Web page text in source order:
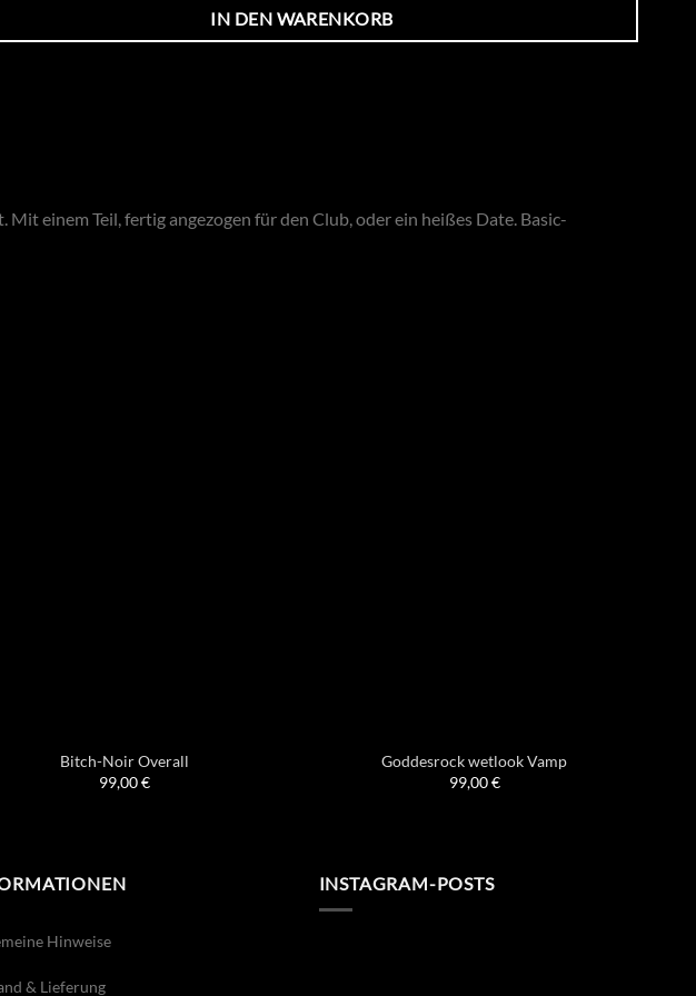
IN DEN WARENKORB
einem Teil, fertig angezogen für den Club, oder ein heißes Date. Basic-
Bitch-Noir Overall
99,00€
Goddesrock wetlook Vamp
99,00€
Hinweise
& Lieferung
INSTAGRAM-POSTS